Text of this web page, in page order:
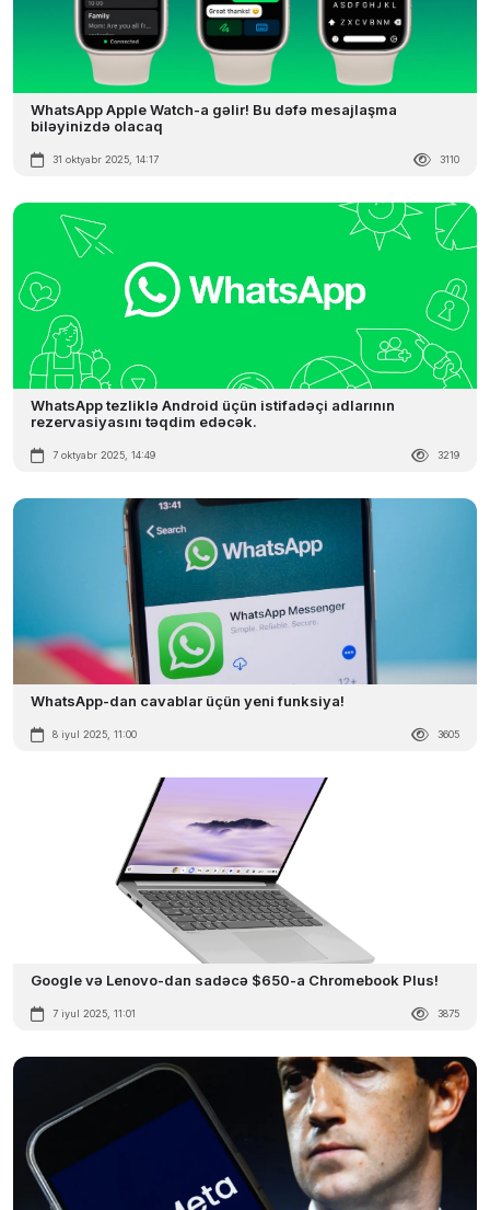
WhatsApp Apple Watch-a gəlir! Bu dəfə mesajlaşma
biləyinizdə olacaq
31 oktyabr 2025, 14:17 3110
WhatsApp tezliklə Android üçün istifadəçi adlarının
rezervasiyasını təqdim edəcək.
7 oktyabr 2025, 14:49 3219
WhatsApp-dan cavablar üçün yeni funksiya!
8 iyul 2025, 11:00 3605
Google və Lenovo-dan sadəcə $650-a Chromebook Plus!
7 iyul 2025, 11:01 3875